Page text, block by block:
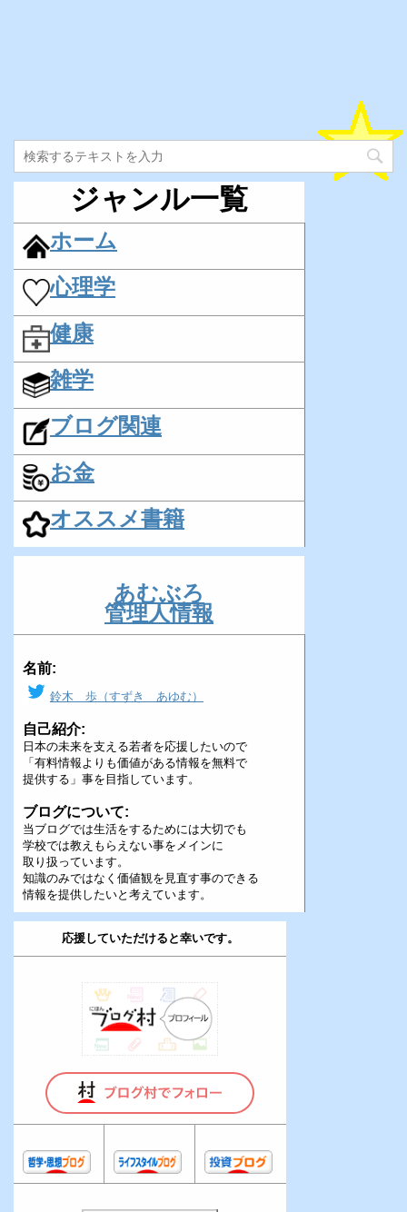
ジャンル一覧
ホーム
心理学
健康
雑学
ブログ関連
お金
オススメ書籍
あむぶろ
管理人情報
名前:
鈴木 歩（すずき あゆむ）
自己紹介:
日本の未来を支える若者を応援したいので
「有料情報よりも価値がある情報を無料で
提供する」事を目指しています。
ブログについて:
当ブログでは生活をするためには大切でも
学校では教えもらえない事をメインに
取り扱っています。
知識のみではなく価値観を見直す事のできる
情報を提供したいと考えています。
応援していただけると幸いです。